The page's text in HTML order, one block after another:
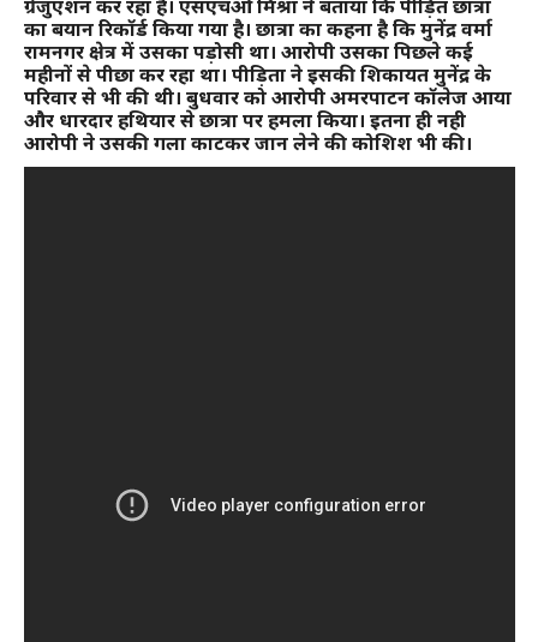
ग्रेजुएशन कर रहा है। एसएचओ मिश्रा ने बताया कि पीड़ित छात्रा
का बयान रिकॉर्ड किया गया है। छात्रा का कहना है कि मुनेंद्र वर्मा
रामनगर क्षेत्र में उसका पड़ोसी था। आरोपी उसका पिछले कई
महीनों से पीछा कर रहा था। पीड़िता ने इसकी शिकायत मुनेंद्र के
परिवार से भी की थी। बुधवार को आरोपी अमरपाटन कॉलेज आया
और धारदार हथियार से छात्रा पर हमला किया। इतना ही नही
आरोपी ने उसकी गला काटकर जान लेने की कोशिश भी की।